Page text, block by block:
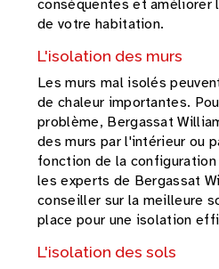
conséquentes et améliorer
de votre habitation.
L'isolation des murs
Les murs mal isolés
de chaleur importantes.
problème, Bergassat
des murs par l'intérieur ou
fonction de la
les experts de Bergassat
conseiller sur la meilleure
place pour une isolation
L'isolation des sols